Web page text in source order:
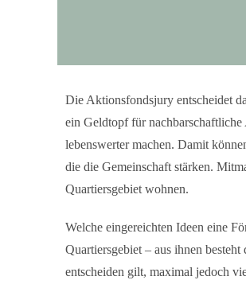
Die Aktionsfondsjury entscheidet
ein Geldtopf für
lebenswerter machen. Damit
die die Gemeinschaft stärken.
Quartiersgebiet wohnen.
Welche eingereichten Ideen eine
Quartiersgebiet – aus ihnen
entscheiden gilt, maximal jedoch